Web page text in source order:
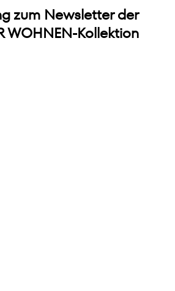
zum Newsletter der
WOHNEN-Kollektion